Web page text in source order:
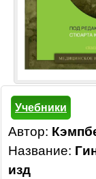
Учебники
Автор:
Название:
изд